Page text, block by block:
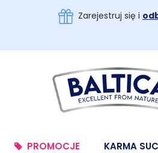
Zarejestruj się i
PROMOCJE KARMA